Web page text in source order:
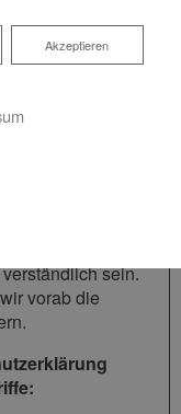
GmbH beruht
sein.
vorab die
Akzeptieren